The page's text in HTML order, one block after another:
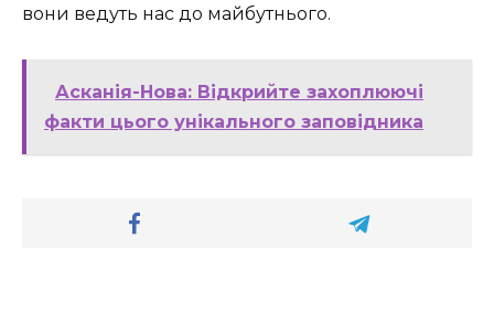
вони ведуть нас до майбутнього.
Асканія-Нова: Відкрийте захоплюючі
факти цього унікального заповідника